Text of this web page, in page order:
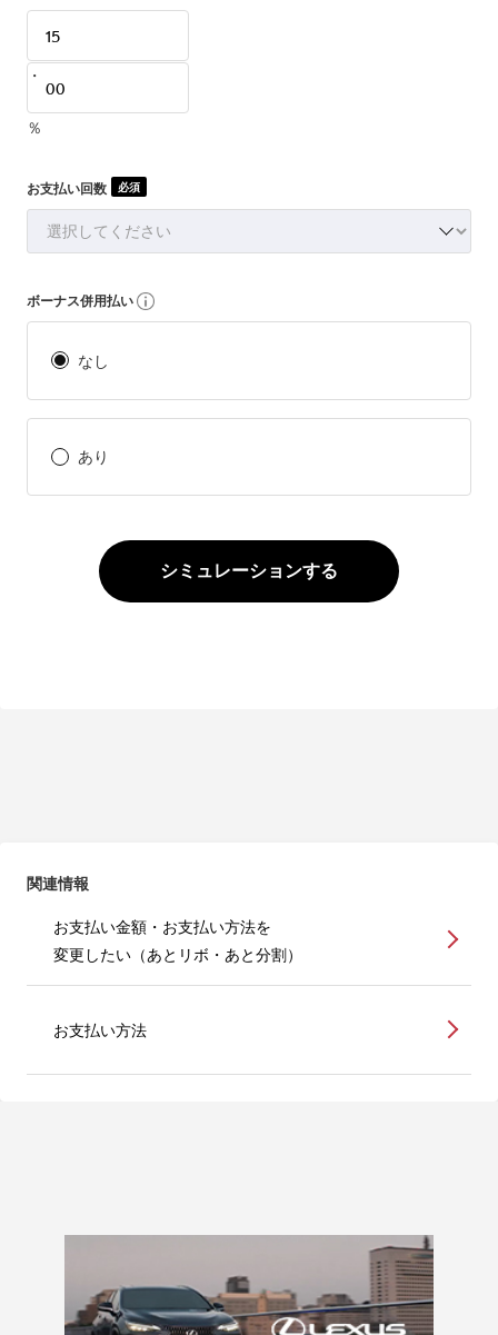
・
％
お支払い回数 必須
ボーナス併用払い
なし
あり
シミュレーションする
関連情報
お支払い金額・お支払い方法を
変更したい（あとリボ・あと分割）
お支払い方法